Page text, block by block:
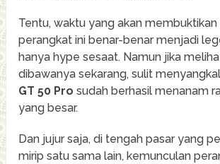
Tentu, waktu yang akan membuktikan
perangkat ini benar-benar menjadi
hanya hype sesaat. Namun jika
dibawanya sekarang, sulit
GT 50 Pro sudah berhasil menanam
yang besar.
Dan jujur saja, di tengah pasar yang
mirip satu sama lain, kemunculan